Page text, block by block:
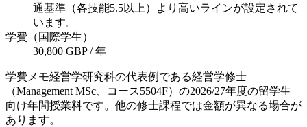
通基準（各技能5.5以上）より高いラインが設定されて
います。
学費（国際学生）
30,800 GBP / 年
学費メモ経営学研究科の代表例である経営学修士
（Management MSc、コース5504F）の2026/27年度の留学生
向け年間授業料です。他の修士課程では金額が異なる場合が
あります。